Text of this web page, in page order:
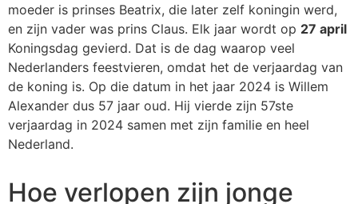
moeder is prinses Beatrix, die later zelf koningin werd,
en zijn vader was prins Claus. Elk jaar wordt op 27 april
Koningsdag gevierd. Dat is de dag waarop veel
Nederlanders feestvieren, omdat het de verjaardag van
de koning is. Op die datum in het jaar 2024 is Willem
Alexander dus 57 jaar oud. Hij vierde zijn 57ste
verjaardag in 2024 samen met zijn familie en heel
Nederland.
Hoe verlopen zijn jonge